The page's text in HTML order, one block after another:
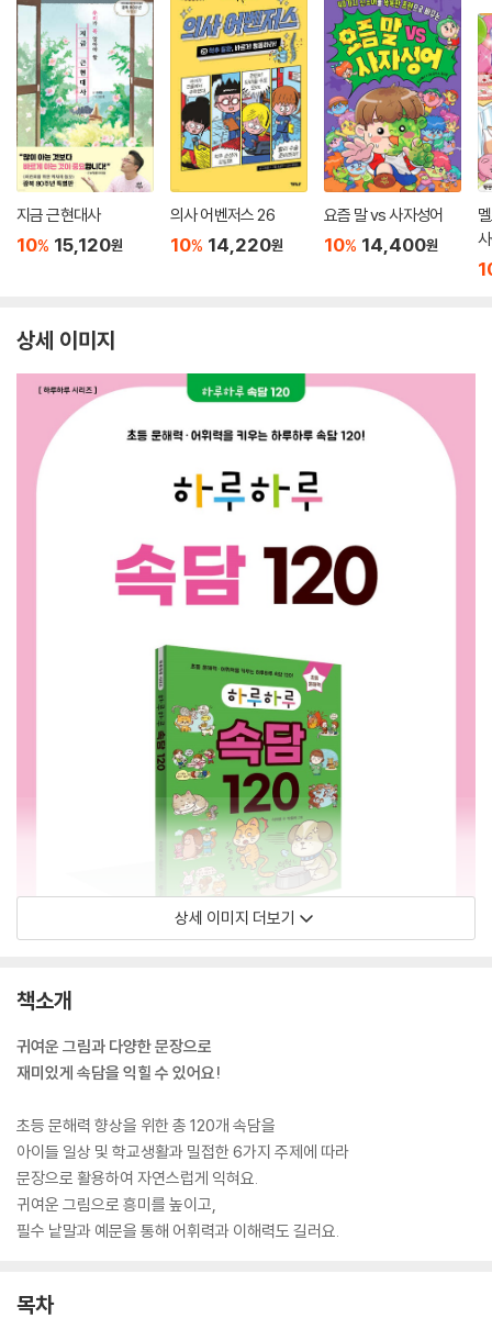
지금 근현대사
10% 15,120원
의사 어벤저스 26
10% 14,220원
요즘 말 vs 사자성어
10% 14,400원
상세 이미지
상세 이미지 더보기
책소개
귀여운 그림과 다양한 문장으로
재미있게 속담을 익힐 수 있어요!
초등 문해력 향상을 위한 총 120개 속담을
아이들 일상 및 학교생활과 밀접한 6가지 주제에 따라
문장으로 활용하여 자연스럽게 익혀요.
귀여운 그림으로 흥미를 높이고,
필수 낱말과 예문을 통해 어휘력과 이해력도 길러요.
목차